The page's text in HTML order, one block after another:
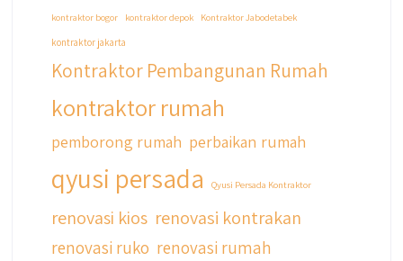
kontraktor bogor kontraktor depok
Kontraktor Jabodetabek
kontraktor jakarta
Kontraktor Pembangunan Rumah
kontraktor rumah
pemborong rumah perbaikan rumah
qyusi persada Qyusi Persada Kontraktor
renovasi kios renovasi kontrakan
renovasi ruko renovasi rumah